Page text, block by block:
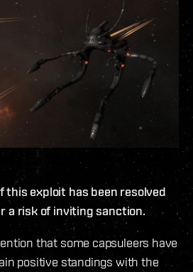
this exploit has been resolved
a risk of inviting sanction.
that some capsuleers have
positive standings with the